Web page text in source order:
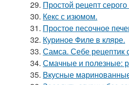
29. Простой рецепт
30. Кекс с изюмом.
31. Простое песочное
32. Куриное Филе в кляре.
33. Самса. Себе рецептик
34. Смачные и полезные:
35. Вкусные